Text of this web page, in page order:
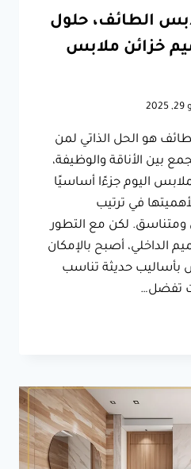
الطائف، حلول
خزائن ملابس
هو الحل الذاتي لمن
بين الأناقة والوظيفة،
اليوم جزءًا أساسيًا
في ترتيب
لكن مع التطور
الداخلي، أصبح بالإمكان
حديثة تناسب
تفضل…